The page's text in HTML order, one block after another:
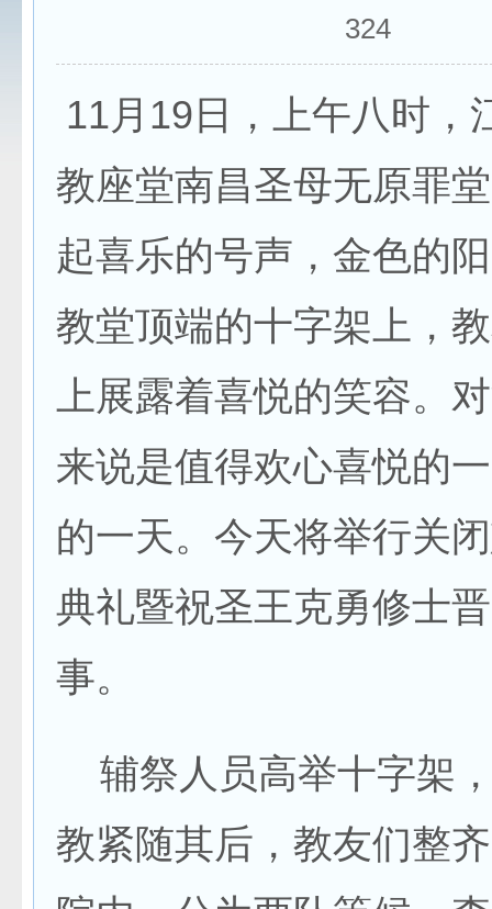
324
11月19日，上午八时，
教座堂南昌圣母无原罪
起喜乐的号声，金色的
教堂顶端的十字架上，
上展露着喜悦的笑容。
来说是值得欢心喜悦的
的一天。今天将举行关
典礼暨祝圣王克勇修士
事。
辅祭人员高举十字架
教紧随其后，教友们整